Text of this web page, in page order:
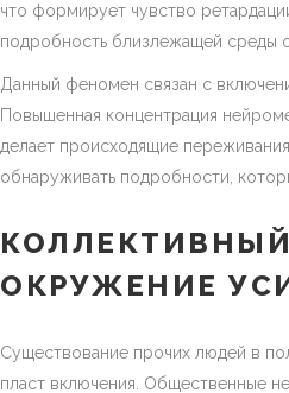
что формирует чувство
подробность близлежащей среды
Данный феномен связан с
Повышенная концентрация
делает происходящие
обнаруживать подробности,
ОКРУЖЕНИЕ
Существование прочих людей в
пласт включения. Общественные